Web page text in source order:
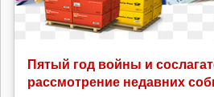
Пятый год войны и
рассмотрение недавних